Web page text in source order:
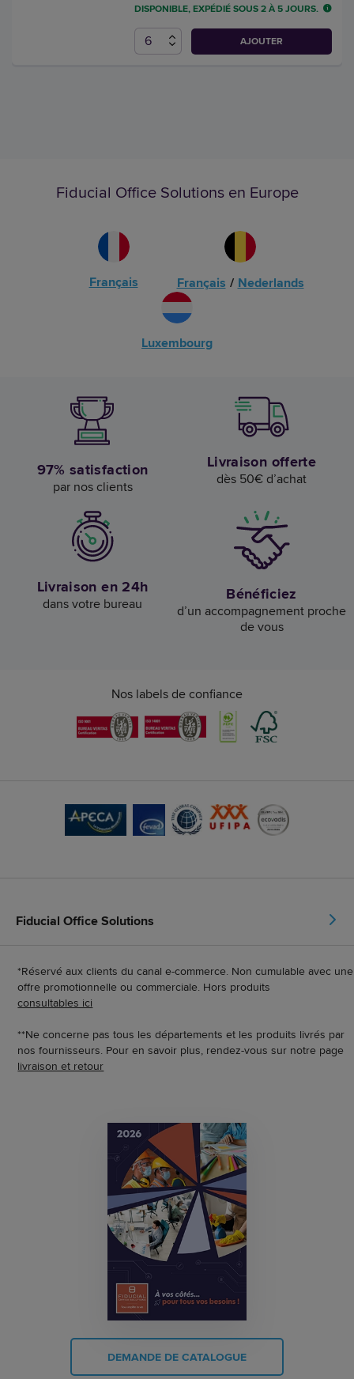
DISPONIBLE, EXPÉDIÉ SOUS 2 À 5 JOURS.
AJOUTER
Fiducial Office Solutions en Europe
Français Français / Nederlands
Luxembourg
97% satisfaction
par nos clients
Livraison offerte
dès 50€ d’achat
Livraison en 24h
dans votre bureau Bénéficiez
d’un accompagnement proche
de vous
Nos labels de confiance
Fiducial Office Solutions
*Réservé aux clients du canal e-commerce. Non cumulable avec une
offre promotionnelle ou commerciale. Hors produits
consultables ici
**Ne concerne pas tous les départements et les produits livrés par
nos fournisseurs. Pour en savoir plus, rendez-vous sur notre page
livraison et retour
DEMANDE DE CATALOGUE